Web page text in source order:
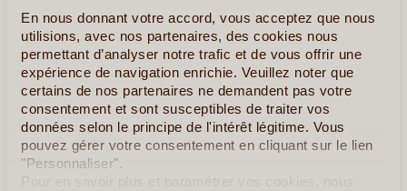
En nous donnant votre accord, vous acceptez que nous
utilisions, avec nos partenaires, des cookies nous
permettant d’analyser notre trafic et de vous offrir une
expérience de navigation enrichie. Veuillez noter que
certains de nos partenaires ne demandent pas votre
consentement et sont susceptibles de traiter vos
données selon le principe de l'intérêt légitime. Vous
pouvez gérer votre consentement en cliquant sur le lien
"Personnaliser".
Pour en savoir plus et paramétrer vos cookies, nous
Jour 6 Antigua - Ram Tzul - Coban
Distance: 251kms - Trajet: 05:30 hrs
Cap sur le département des Verapaces
Départ à 8h d'Antigua en direction du département de Alta
Verapaz dont les paysages montagneux sont couverts de
brume, de cascades et de forêts luxuriantes. Arrêt
pour déjeuner dans un hôtel atypique construit en